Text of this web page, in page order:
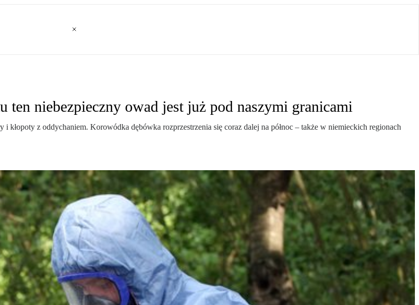
niebezpieczny owad jest już pod naszymi granicami
kłopoty z oddychaniem. Korowódka dębówka rozprzestrzenia się coraz dalej na północ – także w niemieckich regionach